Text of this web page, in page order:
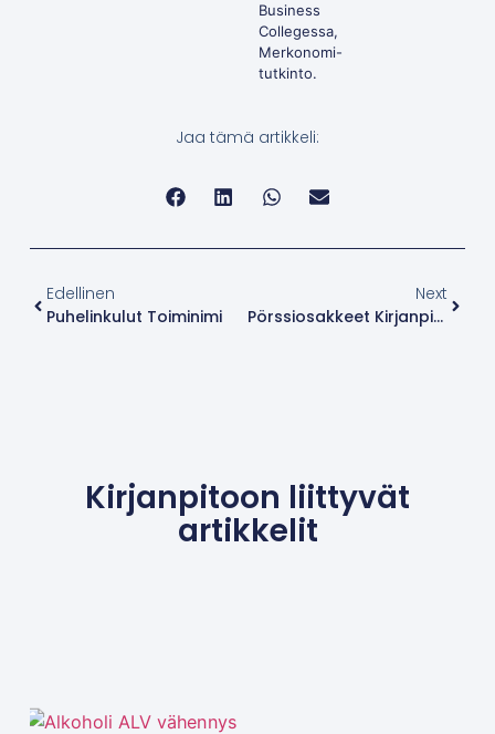
Business
Collegessa,
Merkonomi-
tutkinto.
Jaa tämä artikkeli:
Edellinen
Puhelinkulut Toiminimi
Next
Pörssiosakkeet Kirjanpidossa
Kirjanpitoon liittyvät
artikkelit